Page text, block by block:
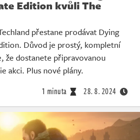
Edition kvůli The
přestane prodávat Dying
Důvod je prostý, kompletní
že dostanete připravovanou
akci. Plus nové plány.
1 minuta 28. 8. 2024